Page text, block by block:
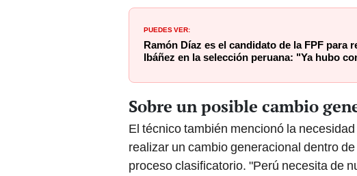
PUEDES VER:
Ramón Díaz es el candidato de la FPF para
Ibáñez en la selección peruana: "Ya hubo
Sobre un posible cambio
El técnico también mencionó la
realizar un cambio generacional dentro
proceso clasificatorio. "Perú necesita de